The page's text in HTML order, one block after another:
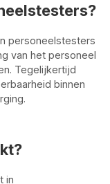
personeelstesters
van het personeel
Tegelijkertijd
binnen
in